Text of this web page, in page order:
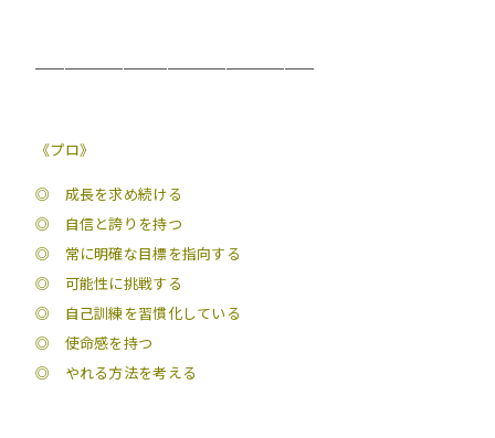
《プロ》
◎ 成長を求め続ける
◎ 自信と誇りを持つ
◎ 常に明確な目標を指向する
◎ 可能性に挑戦する
◎ 自己訓練を習慣化している
◎ 使命感を持つ
◎ やれる方法を考える